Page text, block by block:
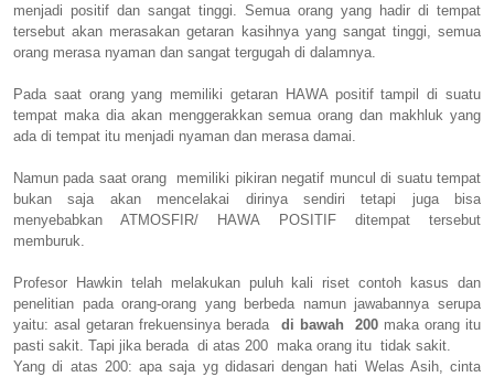
menjadi positif dan sangat tinggi. Semua orang yang hadir di tempat
tersebut akan merasakan getaran kasihnya yang sangat tinggi, semua
orang merasa nyaman dan sangat tergugah di dalamnya.
Pada saat orang yang memiliki getaran HAWA positif tampil di suatu
tempat maka dia akan menggerakkan semua orang dan makhluk yang
ada di tempat itu menjadi nyaman dan merasa damai.
Namun pada saat orang memiliki pikiran negatif muncul di suatu tempat
bukan saja akan mencelakai dirinya sendiri tetapi juga bisa
menyebabkan ATMOSFIR/ HAWA POSITIF ditempat tersebut
memburuk.
Profesor Hawkin telah melakukan puluh kali riset contoh kasus dan
penelitian pada orang-orang yang berbeda namun jawabannya serupa
yaitu: asal getaran frekuensinya berada
di bawah 200maka orang itu
pasti sakit. Tapi jika berada di atas 200 maka orang itu tidak sakit.
Yang di atas 200: apa saja yg didasari dengan hati Welas Asih, cinta